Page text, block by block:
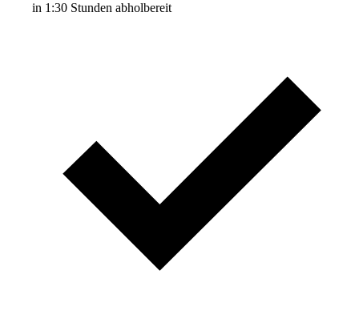
in 1:30 Stunden abholbereit